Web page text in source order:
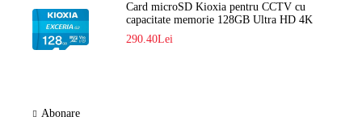
Card microSD Kioxia pentru CCTV cu
capacitate memorie 128GB Ultra HD 4K
LMEX2L128GG2
290.40Lei
Abonare